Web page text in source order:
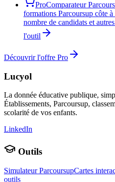
ProComparateur
formations Parcoursup côte
nombre de candidats et
l'outil
Découvrir l'offre Pro
Lucyol
La donnée éducative publique,
Établissements, Parcoursup,
scolarité de vos enfants.
LinkedIn
Outils
Simulateur ParcoursupCartes
outils